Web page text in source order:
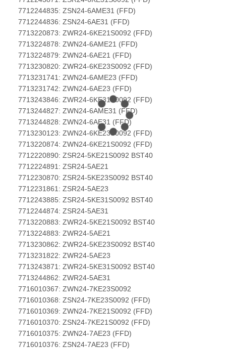
7712244835: ZSN24-6AME31 (FFD)
7712244836: ZSN24-6AE31 (FFD)
7713220873: ZWR24-6KE21S0092 (FFD)
7713224878: ZWN24-6AME21 (FFD)
7713224879: ZWN24-6AE21 (FFD)
7713230820: ZWR24-6KE23S0092 (FFD)
7713231741: ZWN24-6AME23 (FFD)
7713231742: ZWN24-6AE23 (FFD)
7713243846: ZWR24-6KE31S0092 (FFD)
7713244827: ZWN24-6AME31 (FFD)
7713244828: ZWN24-6AE31 (FFD)
7713230123: ZWN24-6KE23S0092 (FFD)
7713220874: ZWN24-6KE21S0092 (FFD)
7712220890: ZSR24-5KE21S0092 BST40
7712224891: ZSR24-5AE21
7712230870: ZSR24-5KE23S0092 BST40
7712231861: ZSR24-5AE23
7712243885: ZSR24-5KE31S0092 BST40
7712244874: ZSR24-5AE31
7713220883: ZWR24-5KE21S0092 BST40
7713224883: ZWR24-5AE21
7713230862: ZWR24-5KE23S0092 BST40
7713231822: ZWR24-5AE23
7713243871: ZWR24-5KE31S0092 BST40
7713244862: ZWR24-5AE31
7716010367: ZWN24-7KE23S0092
7716010368: ZSN24-7KE23S0092 (FFD)
7716010369: ZWN24-7KE21S0092 (FFD)
7716010370: ZSN24-7KE21S0092 (FFD)
7716010375: ZWN24-7AE23 (FFD)
7716010376: ZSN24-7AE23 (FFD)